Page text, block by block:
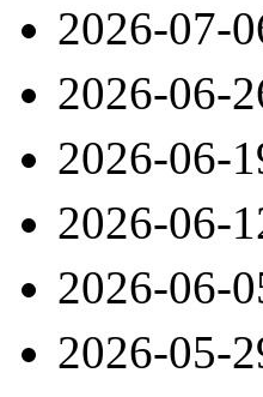
2026-07-
2026-06-
2026-06-
2026-06-
2026-06-
2026-05-